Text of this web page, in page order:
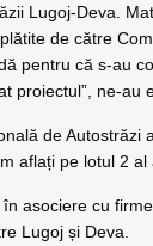
Lugoj-Deva.
de către
pentru că s-au
proiectul”, ne-au
de
aflați pe lotul 2 al
asociere cu
Lugoj și Deva.